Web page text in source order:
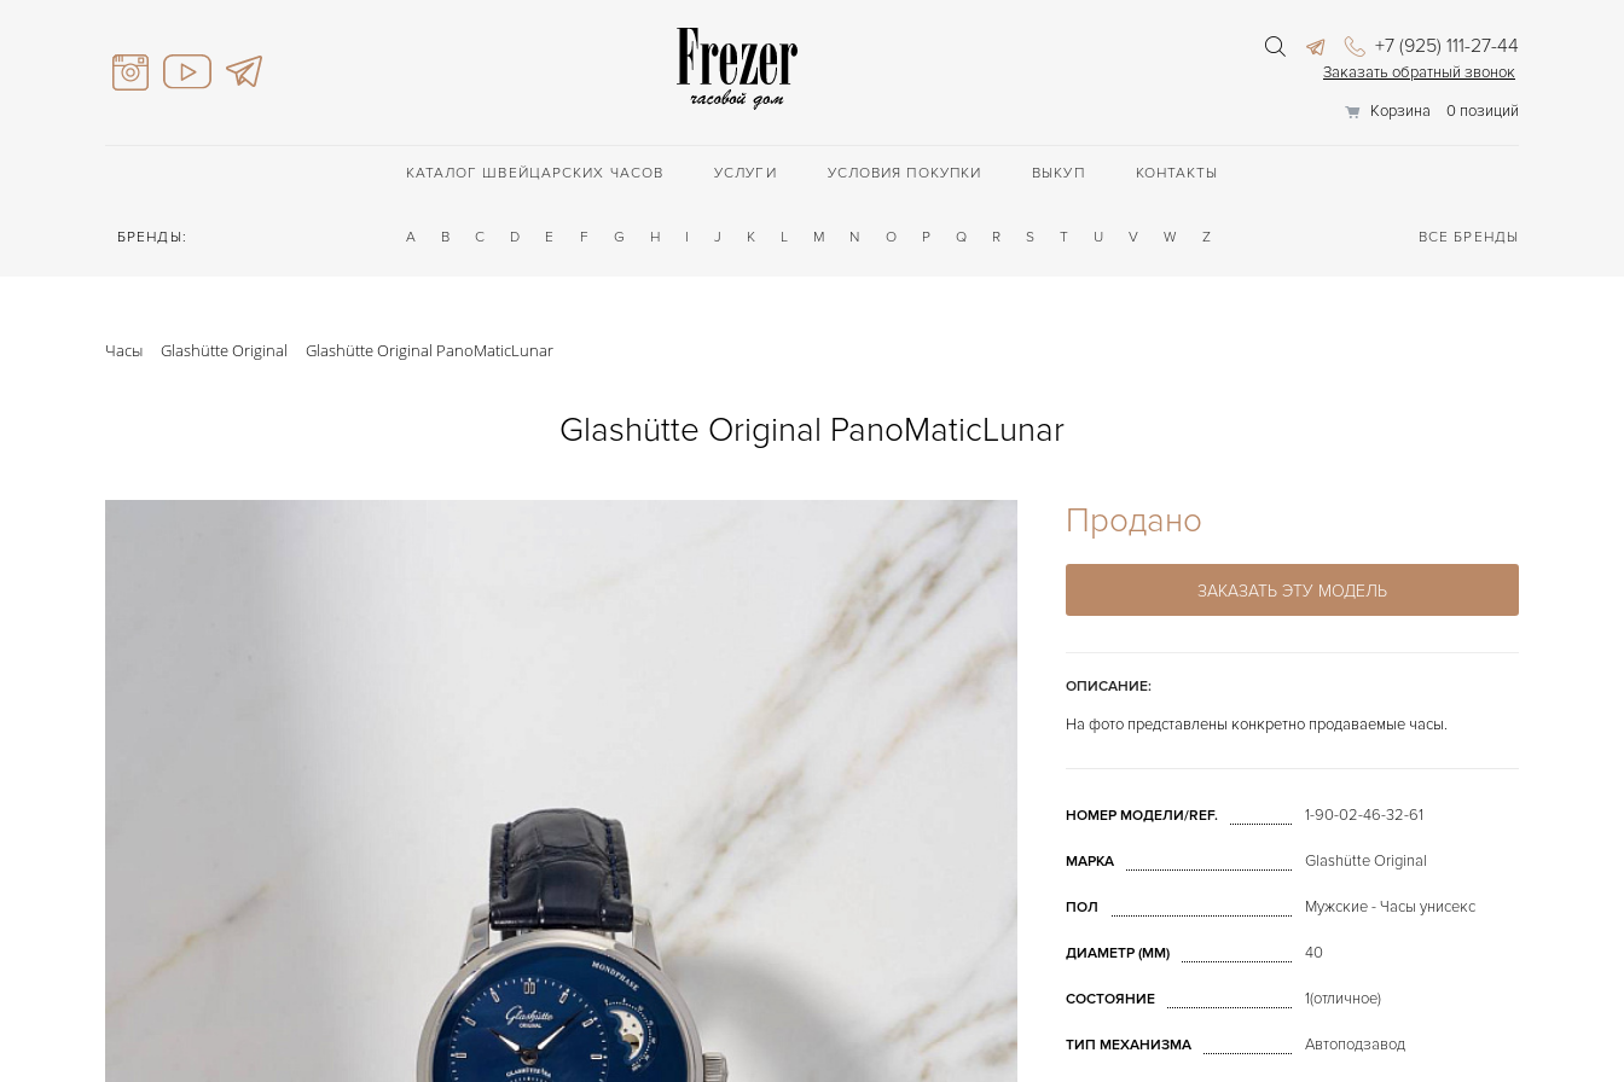
+7 (925) 111-27-44
Заказать обратный звонок
Корзина
0 позиций
КАТАЛОГ ШВЕЙЦАРСКИХ ЧАСОВ УСЛУГИ УСЛОВИЯ ПОКУПКИ ВЫКУП КОНТАКТЫ
БРЕНДЫ: A B C D E F G H I J K L M N O P Q R S T U V W Z ВСЕ БРЕНДЫ
Часы Glashütte Original Glashütte Original PanoMaticLunar
Glashütte Original PanoMaticLunar
Продано
ЗАКАЗАТЬ ЭТУ МОДЕЛЬ
ОПИСАНИЕ:
На фото представлены конкретно продаваемые часы.
НОМЕР МОДЕЛИ/REF. 1-90-02-46-32-61
МАРКА Glashütte Original
ПОЛ Мужские - Часы унисекс
ДИАМЕТР (MM) 40
СОСТОЯНИЕ 1(отличное)
ТИП МЕХАНИЗМА Автоподзавод